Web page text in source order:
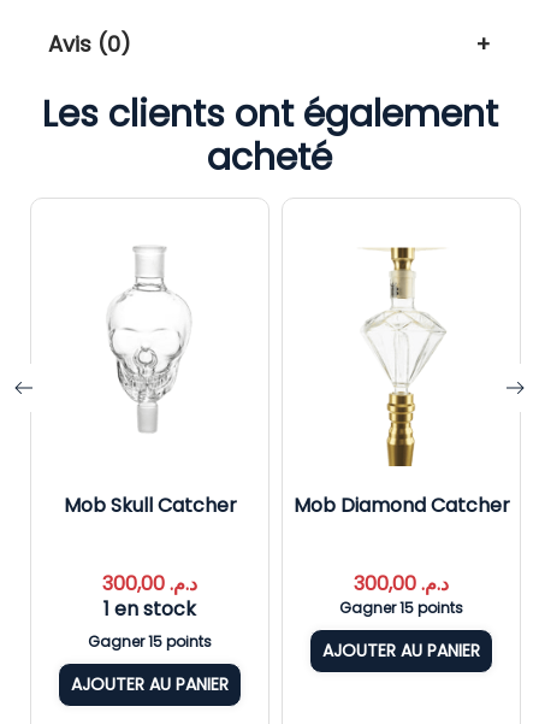
Avis (0)
Les clients ont également
acheté
Mob Skull Catcher
د.م.
1 en stock
Gagner 15 points
AJOUTER AU PANIER
Mob Diamond Catcher
د.م.
Gagner 15 points
AJOUTER AU PANIER